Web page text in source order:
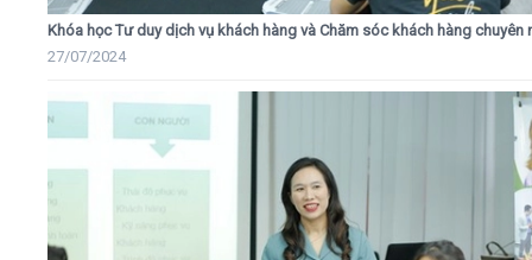
Khóa học Tư duy dịch vụ khách hàng và Chăm sóc khách hàng chuyên
27/07/2024